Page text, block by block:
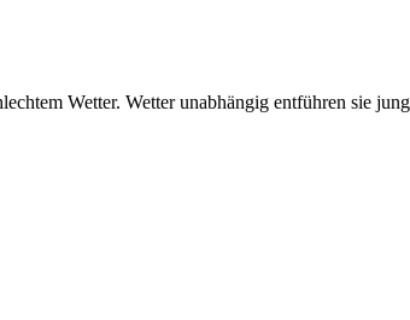
Wetter. Wetter unabhängig entführen sie